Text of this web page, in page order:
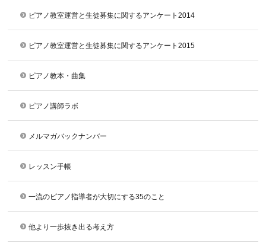
ピアノ教室運営と生徒募集に関するアンケート2014
ピアノ教室運営と生徒募集に関するアンケート2015
ピアノ教本・曲集
ピアノ講師ラボ
メルマガバックナンバー
レッスン手帳
一流のピアノ指導者が大切にする35のこと
他より一歩抜き出る考え方